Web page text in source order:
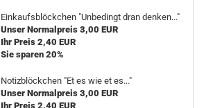
Einkaufsblöckchen "Unbedingt dran denken..."
Unser Normalpreis 3,00 EUR
Ihr Preis 2,40 EUR
Sie sparen 20%
Notizblöckchen "Et es wie et es..."
Unser Normalpreis 3,00 EUR
Ihr Preis 2,40 EUR